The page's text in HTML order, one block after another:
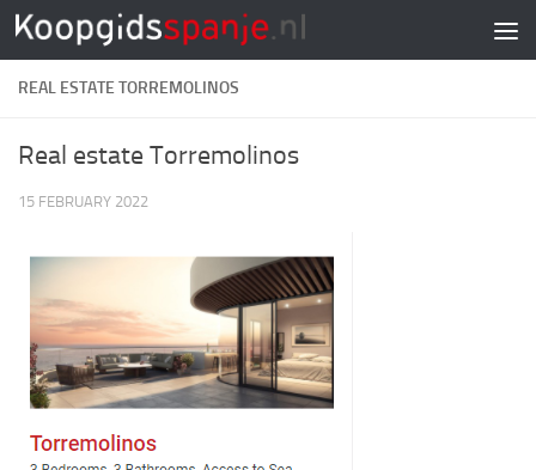
Doorgaan naar inhoud
REAL ESTATE TORREMOLINOS
Real estate Torremolinos
15 FEBRUARY 2022